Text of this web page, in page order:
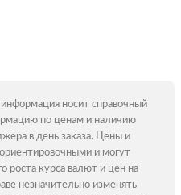
носит справочный
по ценам и наличию
в день заказа. Цены и
и могут
роста курса валют и цен на
незначительно изменять